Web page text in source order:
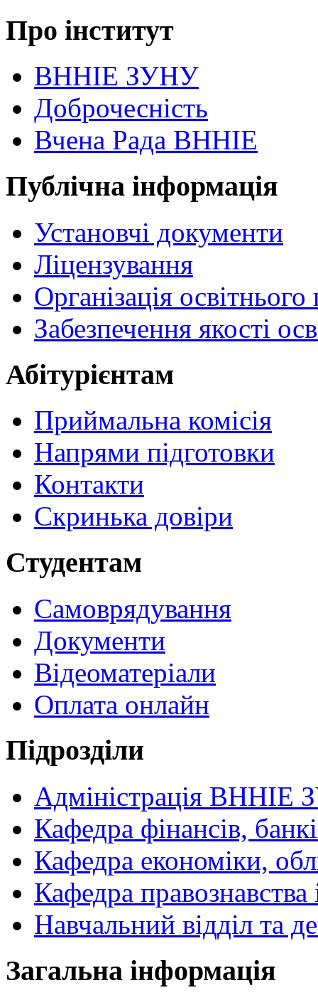
Про інститут
ВННІЕ ЗУНУ
Доброчесність
Вчена Рада ВННІЕ
Публічна інформація
Установчі документи
Ліцензування
Організація
Забезпечення якості
Абітурієнтам
Приймальна комісія
Напрями підготовки
Контакти
Скринька довіри
Студентам
Самоврядування
Документи
Відеоматеріали
Оплата онлайн
Підрозділи
Адміністрація ВННІЕ
Кафедра фінансів,
Кафедра економіки,
Кафедра
Навчальний відділ та
Загальна інформація